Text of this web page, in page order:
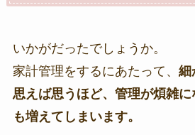
いかがだったでしょうか。
家計管理をするにあたって、 細
思えば思うほど、管理が煩雑
も増えてしまいます。